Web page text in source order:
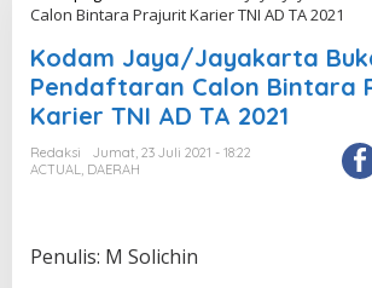
Calon Bintara Prajurit Karier TNI AD TA 2021
Kodam Jaya/Jayakarta
Pendaftaran Calon Bintara
Karier TNI AD TA 2021
Redaksi
Jumat, 23 Juli 2021 - 18:22
ACTUAL, DAERAH
Penulis: M Solichin